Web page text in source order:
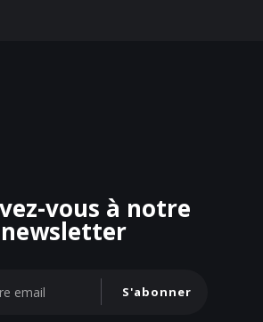
vous à notre
newsletter
S'abonner